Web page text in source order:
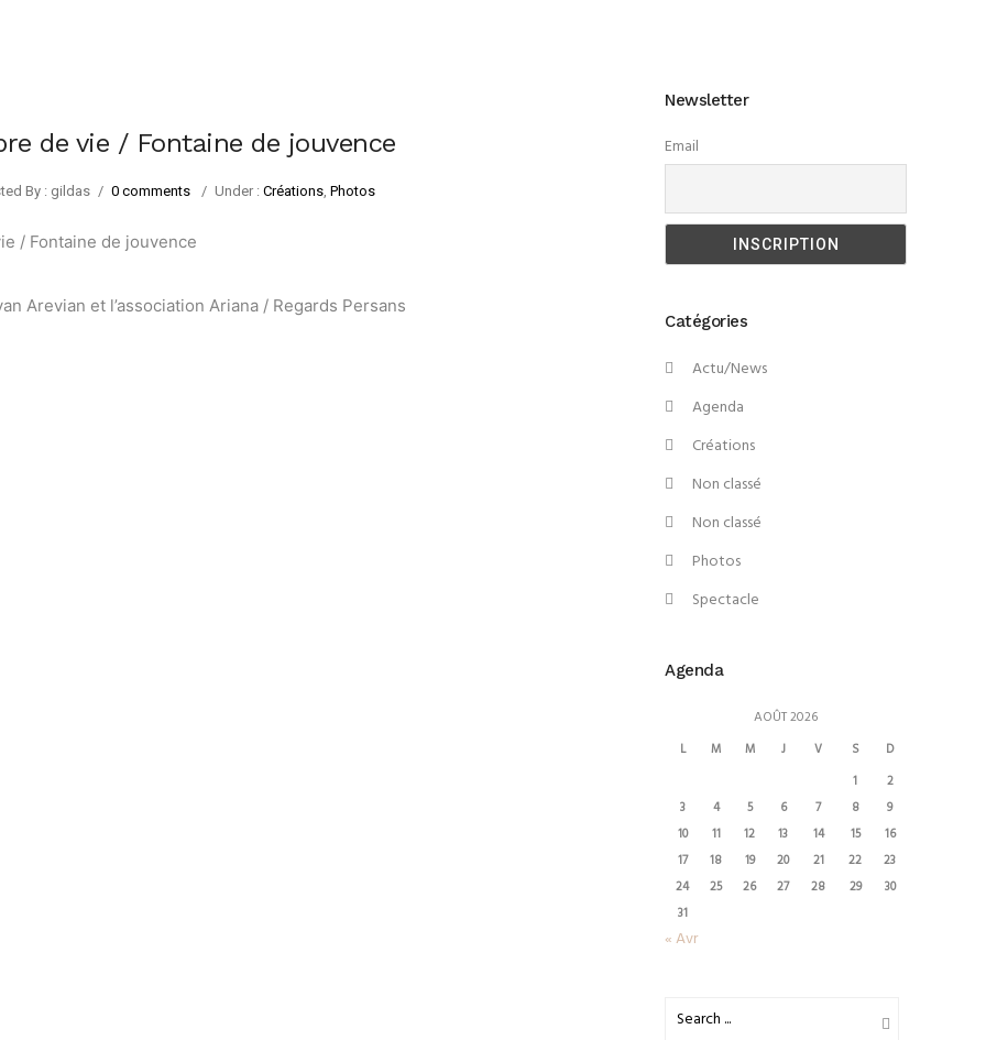
de vie / Fontaine de jouvence
By : gildas / 0 comments / Under : Créations, Photos
/ Fontaine de jouvence
Arevian et l’association Ariana / Regards Persans
Newsletter
Email
Catégories
Actu/News
Agenda
Créations
Non classé
Non classé
Photos
Spectacle
Agenda
AOÛT 2026
L M M J V S
D
1
2
3
4 5 6 7 8
9
10
11 12 13 14 15
16
17
18 19 20 21 22
23
24
25 26 27 28 29
30
31
« Avr